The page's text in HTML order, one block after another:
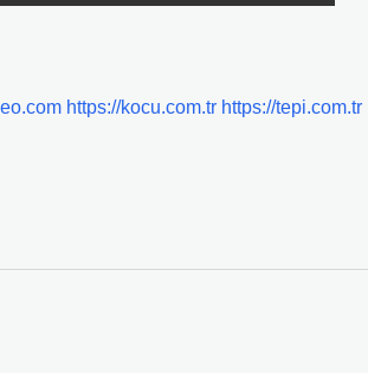
https://kocu.com.tr https://tepi.com.tr